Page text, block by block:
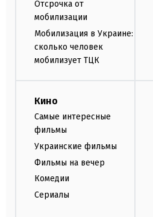
Отсрочка от
мобилизации
Мобилизация в Украине:
сколько человек
мобилизует ТЦК
Кино
Самые интересные
фильмы
Украинские фильмы
Фильмы на вечер
Комедии
Сериалы